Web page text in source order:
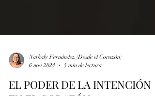
Nathaly Fernández (Desde el Corazón)
6 nov 2024
5 min de lectura